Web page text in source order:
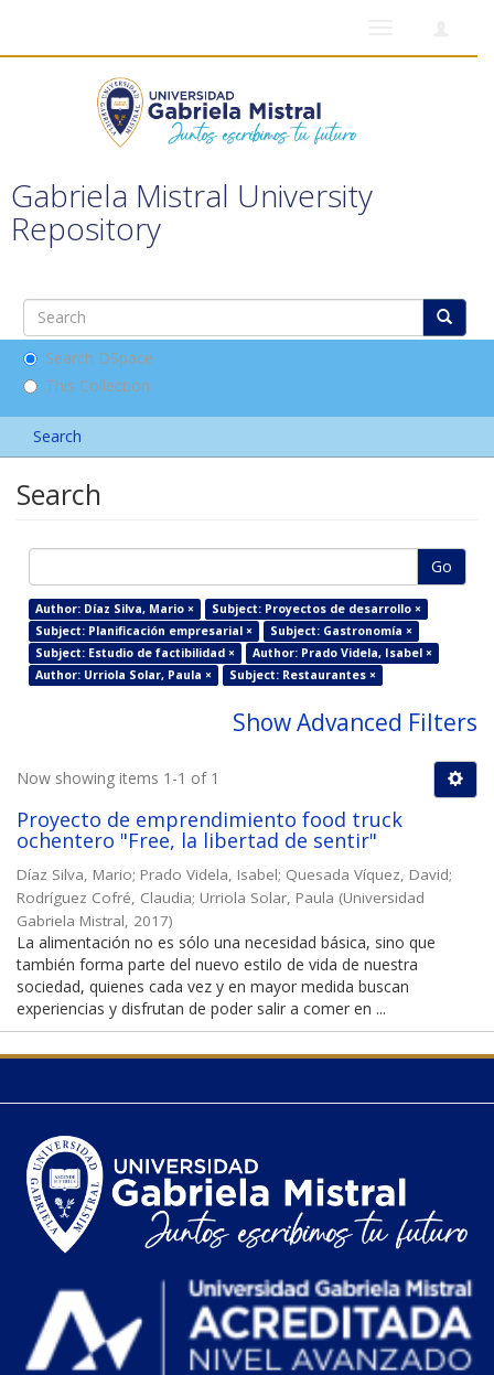
Gabriela Mistral University
Repository
Search DSpace
This Collection
Search
Search
Go
Author: Díaz Silva, Mario ×
Subject: Proyectos de desarrollo ×
Subject: Planificación empresarial ×
Subject: Gastronomía ×
Subject: Estudio de factibilidad ×
Author: Prado Videla, Isabel ×
Author: Urriola Solar, Paula ×
Subject: Restaurantes ×
Show Advanced Filters
Now showing items 1-1 of 1
Proyecto de emprendimiento food truck
ochentero "Free, la libertad de sentir"
Díaz Silva, Mario; Prado Videla, Isabel; Quesada Víquez, David;
Rodríguez Cofré, Claudia; Urriola Solar, Paula (Universidad
Gabriela Mistral, 2017)
La alimentación no es sólo una necesidad básica, sino que
también forma parte del nuevo estilo de vida de nuestra
sociedad, quienes cada vez y en mayor medida buscan
experiencias y disfrutan de poder salir a comer en ...